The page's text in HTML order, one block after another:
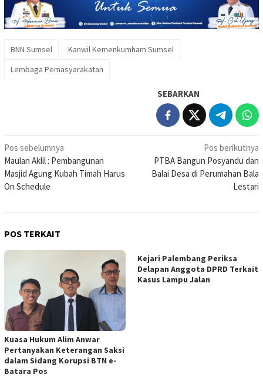
BNN Sumsel
Kanwil Kemenkumham Sumsel
Lembaga Pemasyarakatan
SEBARKAN
Navigasi
pos
Pos sebelumnya
Maulan Aklil : Pembangunan
Masjid Agung Kubah Timah Harus
On Schedule
Pos berikutnya
PTBA Bangun Posyandu dan
Balai Desa di Perumahan Bala
Lestari
POS TERKAIT
Kuasa Hukum Alim Anwar
Pertanyakan Keterangan Saksi
dalam Sidang Korupsi BTN e-
Batara Pos
Kejari Palembang Periksa
Delapan Anggota DPRD Terkait
Kasus Lampu Jalan